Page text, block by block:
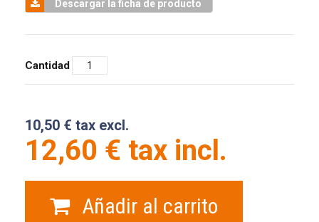
Descargar la ficha de producto
Cantidad
10,50 € tax excl.
12,60 € tax incl.
Añadir al carrito